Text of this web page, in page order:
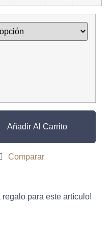
Añadir Al Carrito
Comparar
regalo para este artículo!